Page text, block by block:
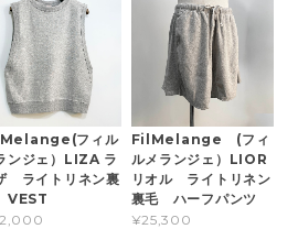
フィル
ンジェ）LIZA ラ
ライトリネン裏
FilMelange (フィ
ルメランジェ）LIOR
リオル ライトリネン
裏毛 ハーフパンツ
¥25,300